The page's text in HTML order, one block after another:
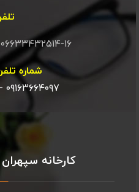
۰۶۶۳۳۴۳۲۵۱۴-۱۶ داخلی ۱۰۱-۱۰۲-۱۰۳
شماره
۰۹۱۶۳۶۶۴۰۹۷ -
کارخانه